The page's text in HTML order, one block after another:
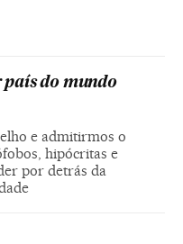
país do mundo
e admitirmos o
hipócritas e
por detrás da